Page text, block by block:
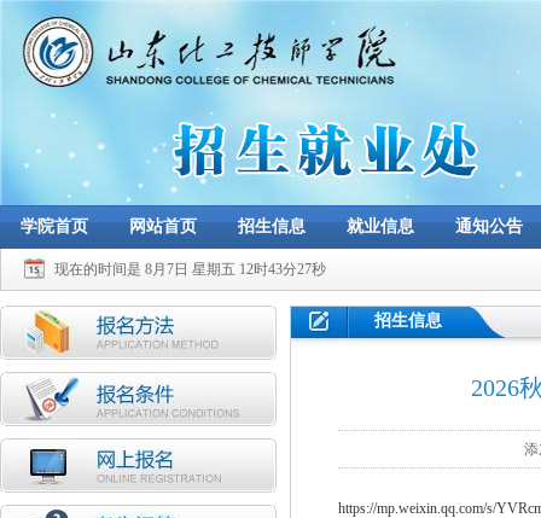
学院首页 网站首页 招生信息 就业信息 通知公告
现在的时间是 8月7日 星期五 12时43分28秒
招生信息
2026
添
https://mp.weixin.qq.com/s/